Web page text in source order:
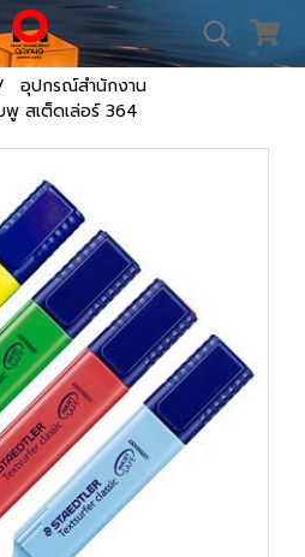
อุปกรณ์สำนักงาน
พู สเต็ดเล่อร์ 364